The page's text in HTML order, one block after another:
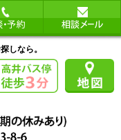
しなら。